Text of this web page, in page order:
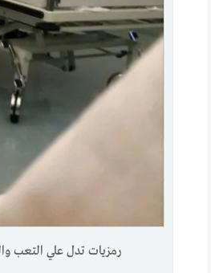
رمزيات تدل علي التعب